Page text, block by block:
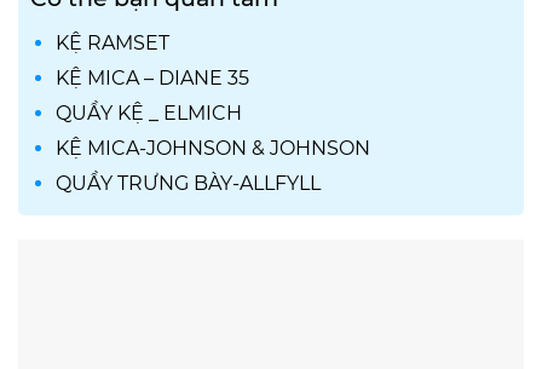
KỆ RAMSET
KỆ MICA – DIANE 35
QUẦY KỆ _ ELMICH
KỆ MICA-JOHNSON & JOHNSON
QUẦY TRƯNG BÀY-ALLFYLL